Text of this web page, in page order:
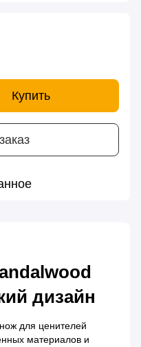
Купить
дизайн
для ценителей
материалов и